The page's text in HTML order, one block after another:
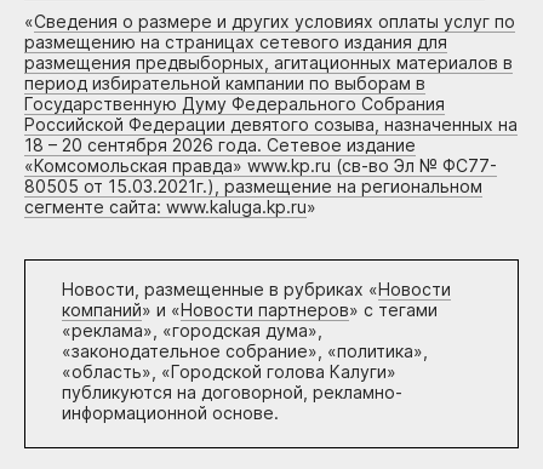
«Сведения о размере и других условиях оплаты услуг по
размещению на страницах сетевого издания для
размещения предвыборных, агитационных материалов в
период избирательной кампании по выборам в
Государственную Думу Федерального Собрания
Российской Федерации девятого созыва, назначенных на
18 – 20 сентября 2026 года. Сетевое издание
«Комсомольская правда» www.kp.ru (св-во Эл № ФС77-
80505 от 15.03.2021г.), размещение на региональном
сегменте сайта: www.kaluga.kp.ru»
Новости, размещенные в рубриках «Новости
компаний» и «Новости партнеров» с тегами
«реклама», «городская дума»,
«законодательное собрание», «политика»,
«область», «Городской голова Калуги»
публикуются на договорной, рекламно-
информационной основе.